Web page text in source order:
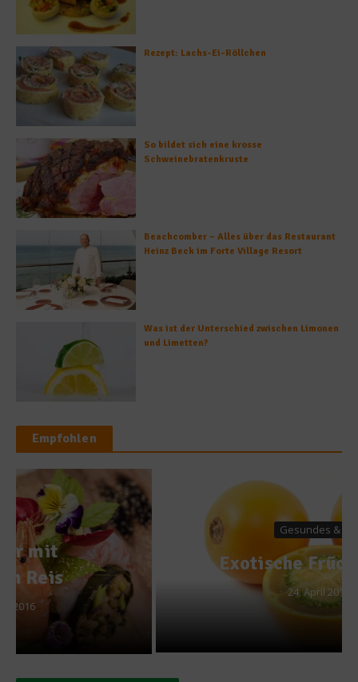
Rezept: Lachs-Ei-Röllchen
So bildet sich eine krosse
Schweinebratenkruste
Beachcomber – Alles über das Restaurant
Heinz Beck im Forte Village Resort
Was ist der Unterschied zwischen Limonen
und Limetten?
Empfohlen
Gesundes & Bio
Exotische Früchte: Lulo